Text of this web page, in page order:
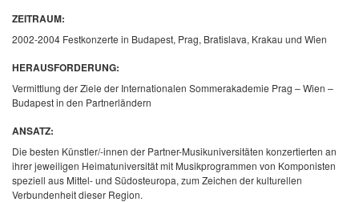
ZEITRAUM:
2002-2004 Festkonzerte in Budapest, Prag, Bratislava, Krakau und Wien
HERAUSFORDERUNG:
Vermittlung der Ziele der Internationalen Sommerakademie Prag – Wien –
Budapest in den Partnerländern
ANSATZ:
Die besten Künstler/-innen der Partner-Musikuniversitäten konzertierten an
ihrer jeweiligen Heimatuniversität mit Musikprogrammen von Komponisten
speziell aus Mittel- und Südosteuropa, zum Zeichen der kulturellen
Verbundenheit dieser Region.